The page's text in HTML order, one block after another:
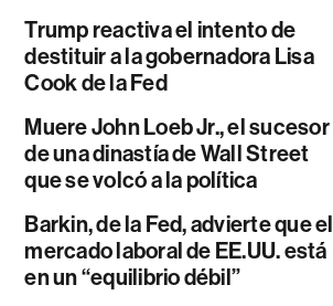
Trump reactiva el intento de
destituir a la gobernadora Lisa
Cook de la Fed
Muere John Loeb Jr., el sucesor
de una dinastía de Wall Street
que se volcó a la política
Barkin, de la Fed, advierte que el
mercado laboral de EE.UU. está
en un “equilibrio débil”